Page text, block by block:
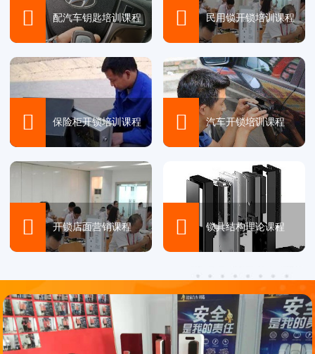
 配汽车钥匙培训课程  民用锁开锁培训课程
 保险柜开锁培训课程  汽车开锁培训课程
 开锁店面营销课程  锁具结构理论课程